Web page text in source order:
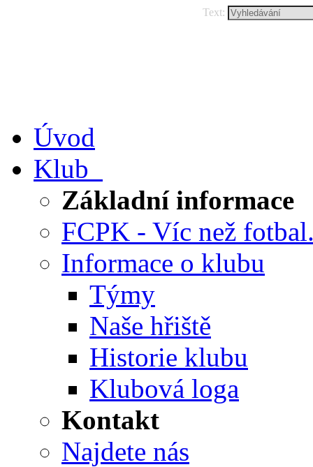
Text:
Úvod
Klub
Základní informace
FCPK - Víc než
Informace o klubu
Týmy
Naše hřiště
Historie klubu
Klubová loga
Kontakt
Najdete nás